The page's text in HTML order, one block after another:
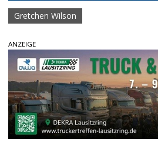
Gretchen Wilson
ANZEIGE